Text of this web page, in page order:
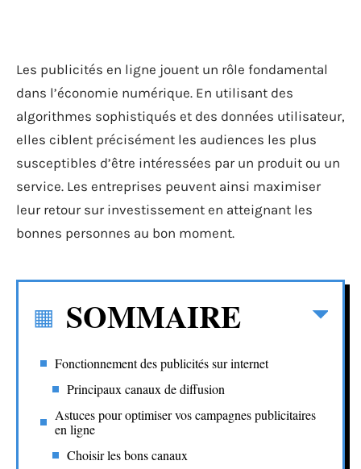
Les publicités en ligne jouent un rôle fondamental
dans l’économie numérique. En utilisant des
algorithmes sophistiqués et des données utilisateur,
elles ciblent précisément les audiences les plus
susceptibles d’être intéressées par un produit ou un
service. Les entreprises peuvent ainsi maximiser
leur retour sur investissement en atteignant les
bonnes personnes au bon moment.
SOMMAIRE
Fonctionnement des publicités sur internet
Principaux canaux de diffusion
Astuces pour optimiser vos campagnes publicitaires
en ligne
Choisir les bons canaux